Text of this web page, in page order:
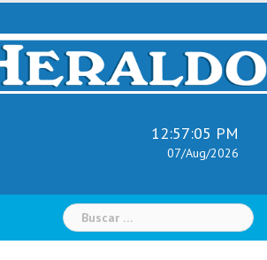
12:57:06 PM
07/Aug/2026
Buscar: